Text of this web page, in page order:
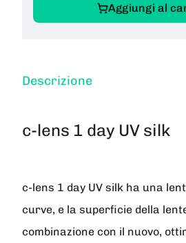
Aggiungi al
Descrizione
c-lens 1 day UV silk
c-lens 1 day UV silk ha una
curve, e la superficie della
combinazione con il nuovo,